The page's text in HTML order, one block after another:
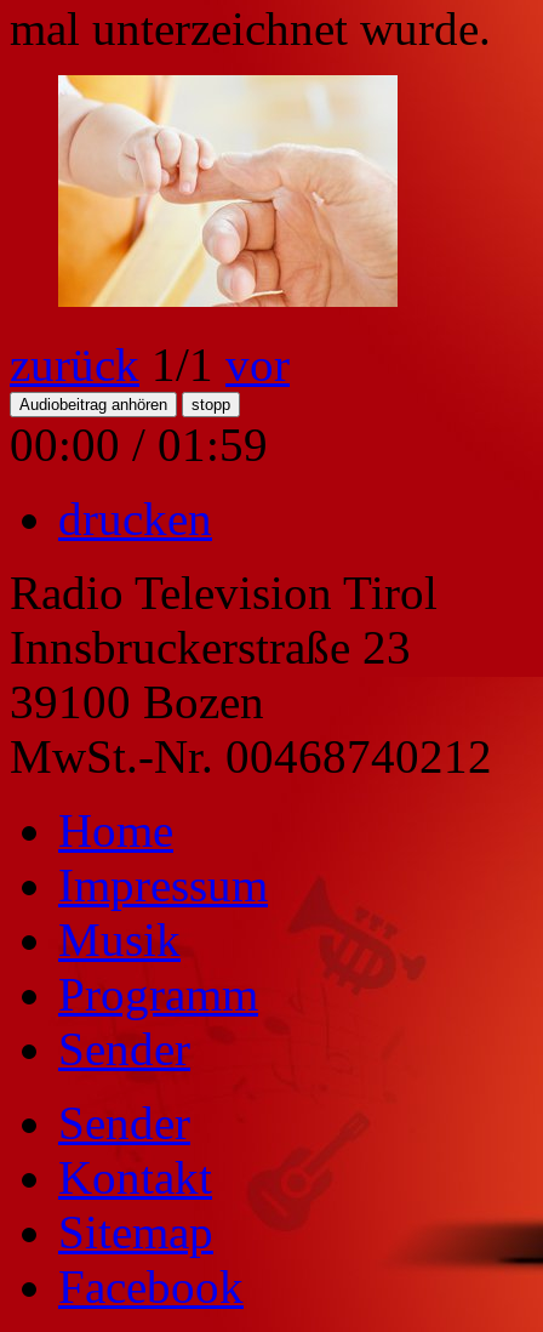
mal unterzeichnet wurde.
zurück 1/1 vor
Audiobeitrag anhören stopp
00:00 / 01:59
drucken
Radio Television Tirol
Innsbruckerstraße 23
39100 Bozen
MwSt.-Nr. 00468740212
Home
Impressum
Musik
Programm
Sender
Sender
Kontakt
Sitemap
Facebook